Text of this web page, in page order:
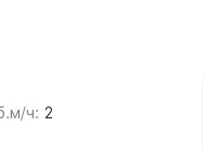
ч: 2